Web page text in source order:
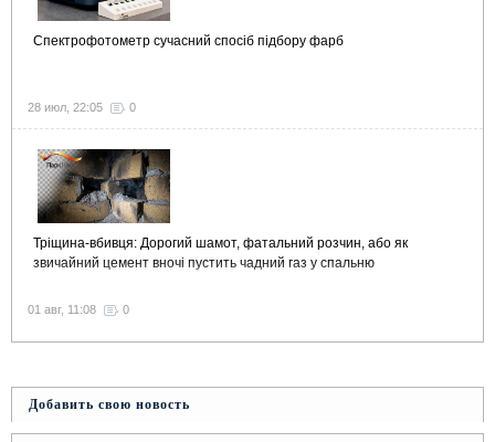
Спектрофотометр сучасний спосіб підбору фарб
28 июл, 22:05 0
Тріщина-вбивця: Дорогий шамот, фатальний розчин, або як
звичайний цемент вночі пустить чадний газ у спальню
01 авг, 11:08 0
Добавить свою новость